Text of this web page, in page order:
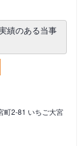
績のある当事
町2-81 いちご大宮